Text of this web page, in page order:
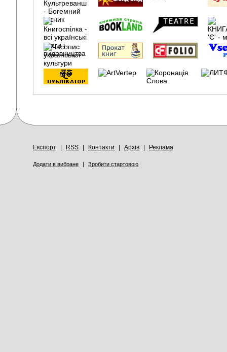
Експорт RSS Контакти Архів Реклама
Додати в вибране | Зробити стартовою